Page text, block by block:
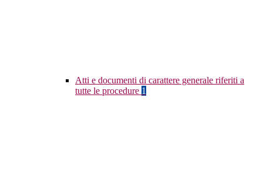
Atti e documenti di carattere generale riferiti a
tutte le procedure 1